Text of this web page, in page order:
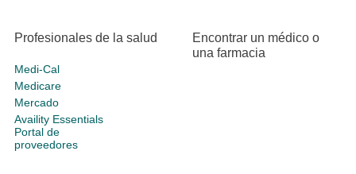
Profesionales de la salud
Medi-Cal
Medicare
Mercado
Availity Essentials
Portal de
proveedores
Encontrar un médico o
una farmacia